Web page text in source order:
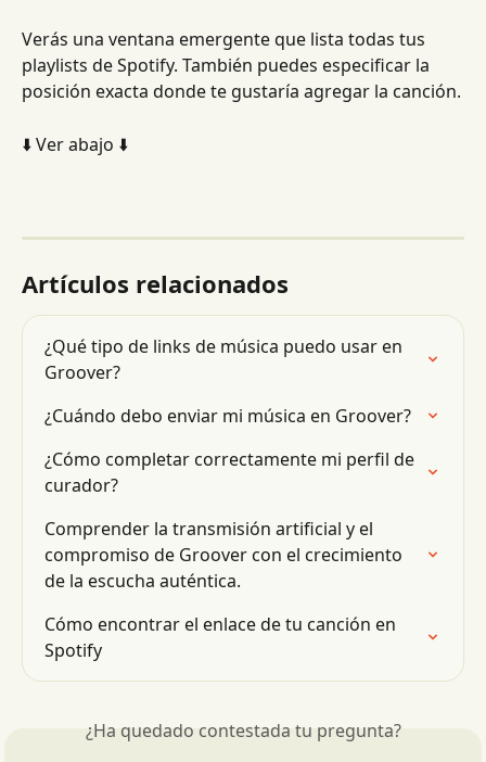
Verás una ventana emergente que lista todas tus
playlists de Spotify. También puedes especificar la
posición exacta donde te gustaría agregar la canción.
⬇️ Ver abajo ⬇️
Artículos relacionados
¿Qué tipo de links de música puedo usar en
Groover?
¿Cuándo debo enviar mi música en Groover?
¿Cómo completar correctamente mi perfil de
curador?
Comprender la transmisión artificial y el
compromiso de Groover con el crecimiento
de la escucha auténtica.
Cómo encontrar el enlace de tu canción en
Spotify
¿Ha quedado contestada tu pregunta?